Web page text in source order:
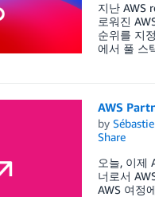
지난 AWS
로워진
순위를 지
에서 풀
AWS
by
Share
오늘, 이제
너로서
AWS 여정